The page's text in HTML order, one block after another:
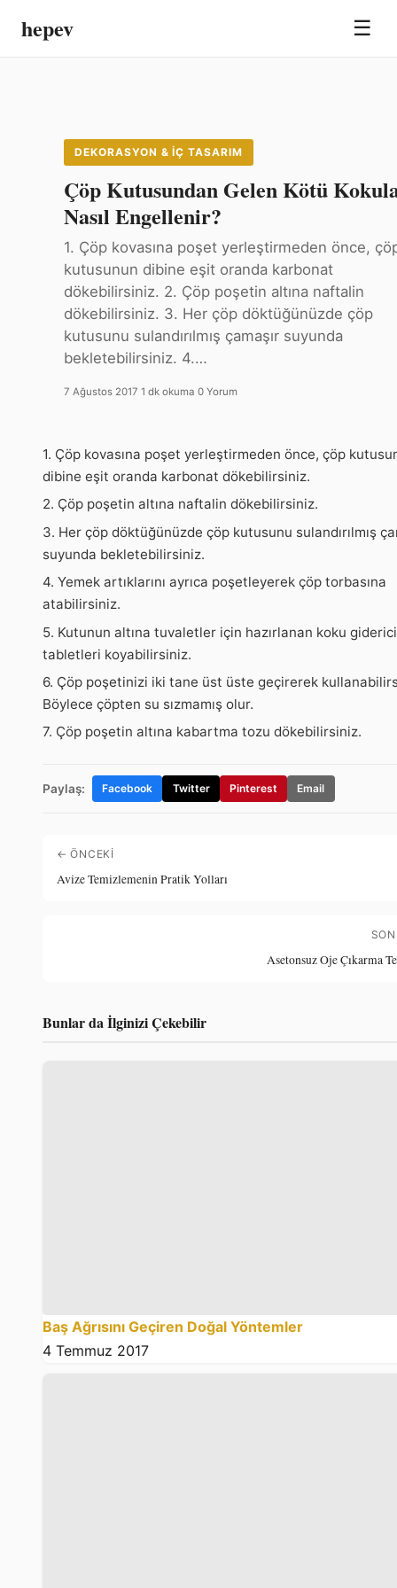
hepev ☰
DEKORASYON & İÇ TASARIM
Çöp Kutusundan Gelen Kötü
Nasıl Engellenir?
1. Çöp kovasına poşet yerleştirmeden önce,
kutusunun dibine eşit oranda karbonat
dökebilirsiniz. 2. Çöp poşetin altına naftalin
dökebilirsiniz. 3. Her çöp döktüğünüzde çöp
kutusunu sulandırılmış çamaşır suyunda
bekletebilirsiniz. 4.…
7 Ağustos 2017 1 dk okuma 0 Yorum
1. Çöp kovasına poşet yerleştirmeden önce, çöp
dibine eşit oranda karbonat dökebilirsiniz.
2. Çöp poşetin altına naftalin dökebilirsiniz.
3. Her çöp döktüğünüzde çöp kutusunu sulandırılmış
suyunda bekletebilirsiniz.
4. Yemek artıklarını ayrıca poşetleyerek çöp torbasına
atabilirsiniz.
5. Kutunun altına tuvaletler için hazırlanan koku giderici
tabletleri koyabilirsiniz.
6. Çöp poşetinizi iki tane üst üste geçirerek
Böylece çöpten su sızmamış olur.
7. Çöp poşetin altına kabartma tozu dökebilirsiniz.
Paylaş: Facebook Twitter Pinterest Email
← ÖNCEKI
Avize Temizlemenin Pratik Yolları
Asetonsuz Oje Çıkarma
Bunlar da İlginizi Çekebilir
Baş Ağrısını Geçiren Doğal Yöntemler
4 Temmuz 2017